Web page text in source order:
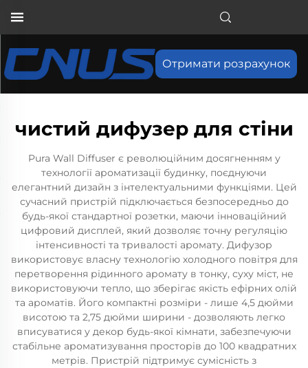
Отримати розрахунок
чистий дифузер для стіни
Pura Wall Diffuser є революційним досягненням у
технології ароматизації будинку, поєднуючи
елегантний дизайн з інтелектуальними функціями. Цей
сучасний пристрій підключається безпосередньо до
будь-якої стандартної розетки, маючи інноваційний
цифровий дисплей, який дозволяє точну регуляцію
інтенсивності та тривалості аромату. Дифузор
використовує власну технологію холодного повітря для
перетворення рідинного аромату в тонку, суху міст, не
використовуючи тепло, що зберігає якість ефірних олій
та ароматів. Його компактні розміри - лише 4,5 дюйми
висотою та 2,75 дюйми ширини - дозволяють легко
вписуватися у декор будь-якої кімнати, забезпечуючи
стабільне ароматизування просторів до 100 квадратних
метрів. Пристрій підтримує сумісність з